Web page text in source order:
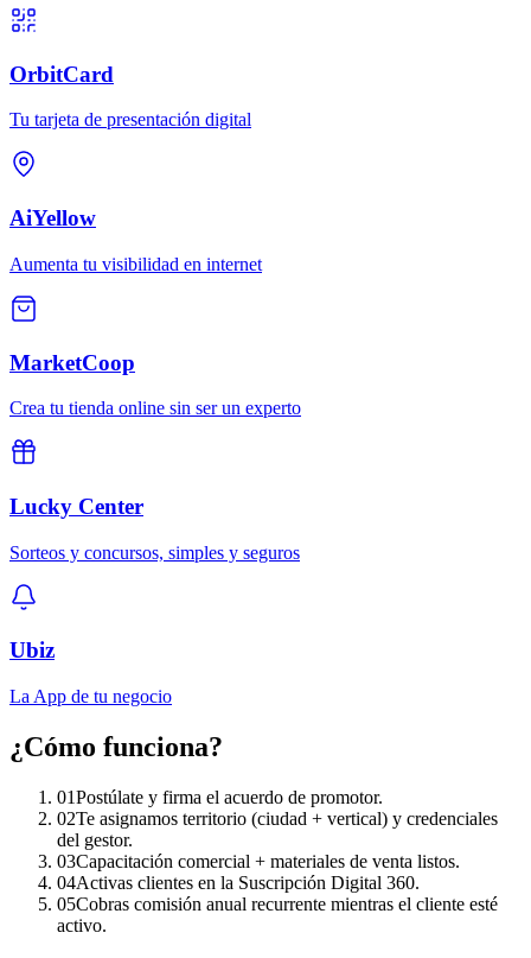
OrbitCard
Tu tarjeta de presentación digital
AiYellow
Aumenta tu visibilidad en internet
MarketCoop
Crea tu tienda online sin ser un experto
Lucky Center
Sorteos y concursos, simples y seguros
Ubiz
La App de tu negocio
¿Cómo funciona?
01Postúlate y firma el acuerdo de promotor.
02Te asignamos territorio (ciudad + vertical) y credenciales
del gestor.
03Capacitación comercial + materiales de venta listos.
04Activas clientes en la Suscripción Digital 360.
05Cobras comisión anual recurrente mientras el cliente esté
activo.